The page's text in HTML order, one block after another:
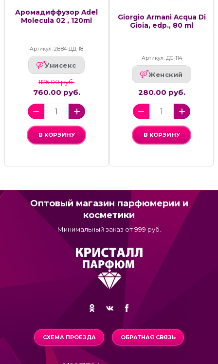
Аромадиффузор Adel
Molecula 02 , 120ml
Артикул: 2В84-ДД-18
Унисекс
1125.00 руб.
760.00 руб.
В КОРЗИНУ
Giorgio Armani Acqua Di
Gioia, edp., 80 ml
Артикул: ДС-114
Женский
280.00 руб.
В КОРЗИНУ
Оптовый магазин парфюмерии и
косметики
Минимальный заказ от 999 руб.
СХЕМА ПРОЕЗДА ОБРАТНАЯ СВЯЗЬ